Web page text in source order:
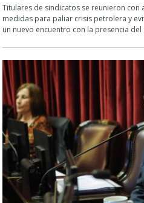
Titulares de sindicatos se reunieron con
medidas para paliar crisis petrolera y
un nuevo encuentro con la presencia